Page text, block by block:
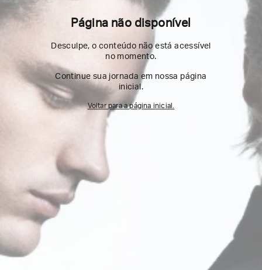
Página não disponível
Desculpe, o conteúdo não está acessível
no momento.
Continue sua jornada em nossa página
inicial.
Voltar para a página inicial.